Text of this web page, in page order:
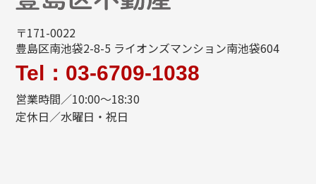
〒171-0022
豊島区南池袋2-8-5 ライオンズマンション南池袋604
Tel：03-6709-1038
営業時間／10:00～18:30
定休日／水曜日・祝日